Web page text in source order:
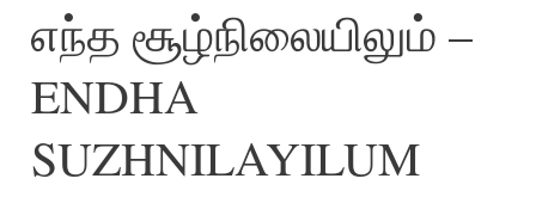
Nalla
Kalam
எந்த சூழ்நிலையிலும் –
ENDHA
SUZHNILAYILUM